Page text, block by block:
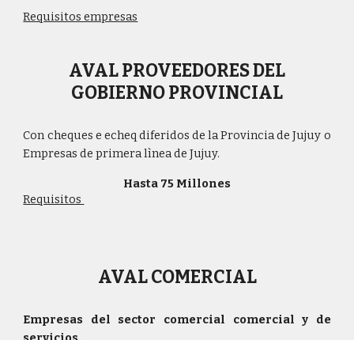
Requisitos empresas
AVALPROVEEDORES DEL
GOBIERNO PROVINCIAL
Con cheques e echeq diferidos de la Provincia de Jujuy o
Empresas de primera lìnea de Jujuy.
Hasta 75 Millones
Requisitos
AVALCOMERCIAL
Empresas del sector comercial comercial y de